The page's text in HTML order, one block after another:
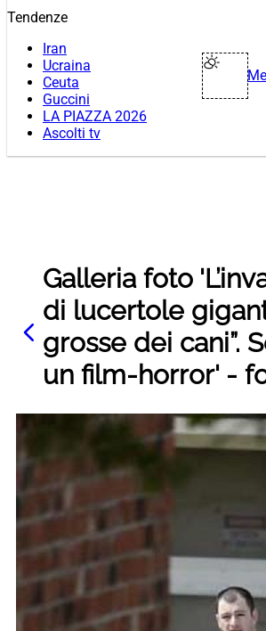
Tendenze
Iran
Ucraina
Ceuta
Guccini
LA PIAZZA 2026
Ascolti tv
Galleria foto
di lucertole
grosse dei cani”.
un film-horror' -